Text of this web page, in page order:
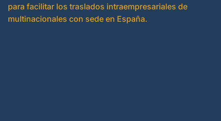
para facilitar los traslados intraempresariales de
multinacionales con sede en España.